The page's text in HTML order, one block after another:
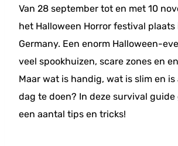
Van 28 september tot en met 10
het Halloween Horror festival plaats
Germany. Een enorm Halloween-
veel spookhuizen, scare zones en
Maar wat is handig, wat is slim en is
dag te doen? In deze survival guide
een aantal tips en tricks!